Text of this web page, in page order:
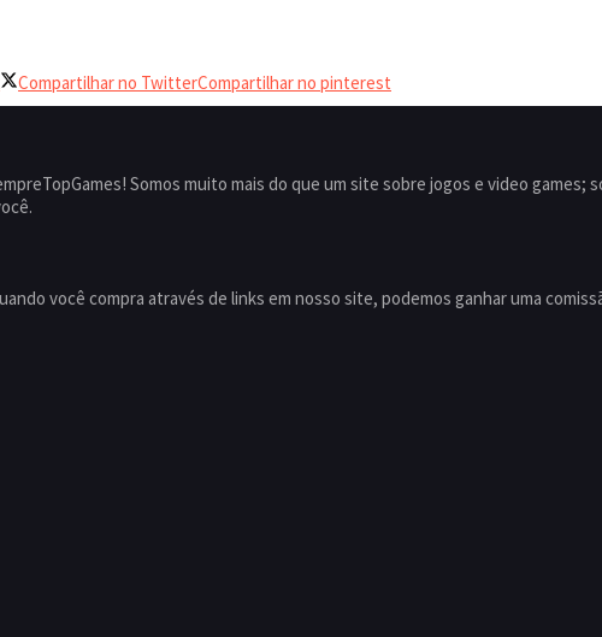
Compartilhar no TwitterCompartilhar no pinterest
Somos muito mais do que um site sobre jogos e video
você compra através de links em nosso site, podemos ganhar uma